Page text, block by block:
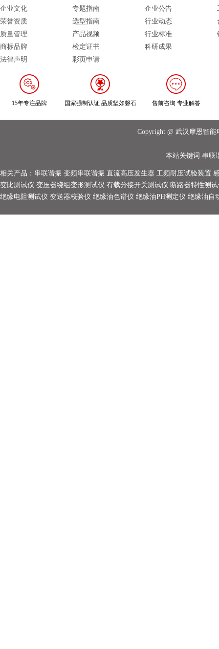
企业文化
荣誉资质
质量管理
商标品牌
法律声明
专题指南
选型指南
产品视频
检定证书
彩页申请
企业公告
行业动态
行业标准
科研成果
15年专注品牌 国家强制认证 品质坚如磐石 售前咨询 专业解答
Copyright @ 武汉摩恩智
本站关键词 串联
相关产品： 串联谐振 变频串联谐振 直流高压发生器 工频耐压试验装置
变比测试仪 变压器绕组变形测试仪 有载分接开关测试仪 断路器特性测
绝缘电阻测试仪 变送器校验仪 绝缘油色谱仪 绝缘油PH测定仪 绝缘油自